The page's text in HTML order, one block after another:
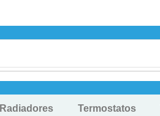
Radiadores Termostatos